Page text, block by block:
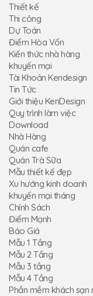
Thiết kế
Thi công
Dự Toán
Điểm Hòa Vốn
Kiến thức nhà hàng
khuyến mại
Tài Khoản Kendesign
Tin Tức
Giới thiệu KenDesign
Quy trình làm việc
Download
Nhà Hàng
Quán cafe
Quán Trà Sữa
Mẫu thiết kế đẹp
Xu hướng kinh doanh
khuyến mại tháng
Chính Sách
Điểm Mạnh
Báo Giá
Mẫu 1 Tầng
Mẫu 2 Tầng
Mẫu 3 tầng
Mẫu 4 Tầng
Phần mềm khách sạn